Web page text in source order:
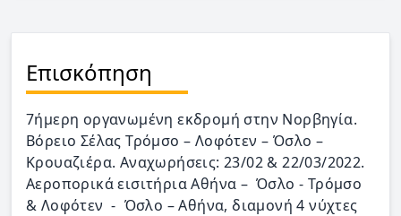
Επισκόπηση
7ήμερη οργανωμένη εκδρομή στην Νορβηγία.
Βόρειο Σέλας Τρόμσο – Λοφότεν – Όσλο –
Κρουαζιέρα. Αναχωρήσεις: 23/02 & 22/03/2022.
Αεροπορικά εισιτήρια Αθήνα – Όσλο - Τρόμσο
& Λοφότεν - Όσλο – Αθήνα, διαμονή 4 νύχτες